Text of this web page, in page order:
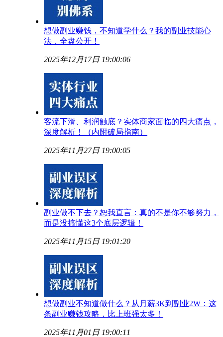
想做副业赚钱，不知道学什么？我的副业技能心
法，全盘公开！
2025年12月17日 19:00:06
客流下滑、利润触底？实体商家面临的四大痛点，
深度解析！（内附破局指南）
2025年11月27日 19:00:05
副业做不下去？恕我直言：真的不是你不够努力，
而是没搞懂这3个底层逻辑！
2025年11月15日 19:01:20
想做副业不知道做什么？从月薪3K到副业2W：这
条副业赚钱攻略，比上班强太多！
2025年11月01日 19:00:11